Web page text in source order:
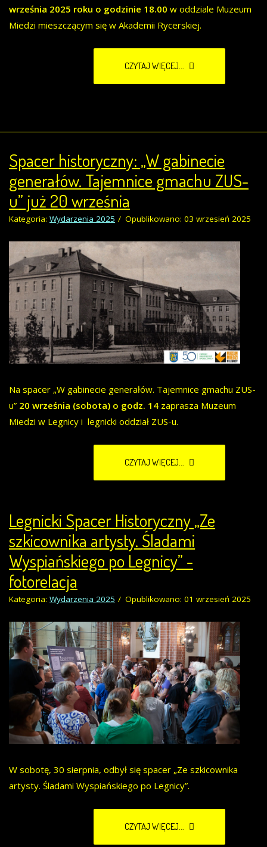
września 2025 roku o godzinie 18.00 w oddziale Muzeum
Miedzi mieszczącym się w Akademii Rycerskiej.
CZYTAJ WIĘCEJ...
Spacer historyczny: „W gabinecie
generałów. Tajemnice gmachu ZUS-
u” już 20 września
Kategoria: Wydarzenia 2025 Opublikowano: 03 wrzesień 2025
Na spacer „W gabinecie generałów. Tajemnice gmachu ZUS-
u” 20 września (sobota) o godz. 14 zaprasza Muzeum
Miedzi w Legnicy i legnicki oddział ZUS-u.
CZYTAJ WIĘCEJ...
Legnicki Spacer Historyczny „Ze
szkicownika artysty. Śladami
Wyspiańskiego po Legnicy” -
fotorelacja
Kategoria: Wydarzenia 2025 Opublikowano: 01 wrzesień 2025
W sobotę, 30 sierpnia, odbył się spacer „Ze szkicownika
artysty. Śladami Wyspiańskiego po Legnicy”.
CZYTAJ WIĘCEJ...